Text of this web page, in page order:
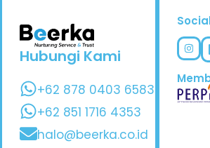
Hubungi Kami
+62 878 0403 6583
+62 851 1716 4353
halo@beerka.co.id